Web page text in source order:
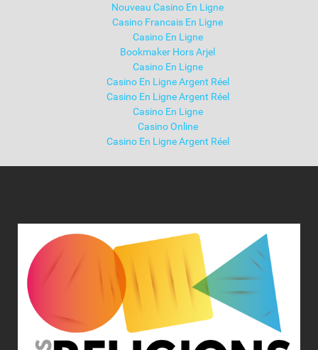
Nouveau Casino En Ligne
Casino Francais En Ligne
Casino En Ligne
Bookmaker Hors Arjel
Casino En Ligne
Casino En Ligne Argent Réel
Casino En Ligne Argent Réel
Casino En Ligne
Casino Online
Casino En Ligne Argent Réel